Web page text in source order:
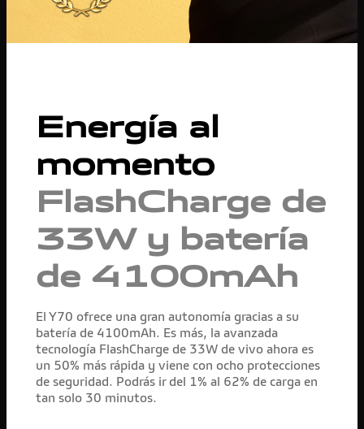
Energía al
momento
FlashCharge de
33W y batería
de 4100mAh
El Y70 ofrece una gran autonomía gracias a su
batería de 4100mAh. Es más, la avanzada
tecnología FlashCharge de 33W de vivo ahora es
un 50% más rápida y viene con ocho protecciones
de seguridad. Podrás ir del 1% al 62% de carga en
tan solo 30 minutos.